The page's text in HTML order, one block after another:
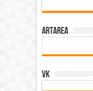
ArtArea
VK